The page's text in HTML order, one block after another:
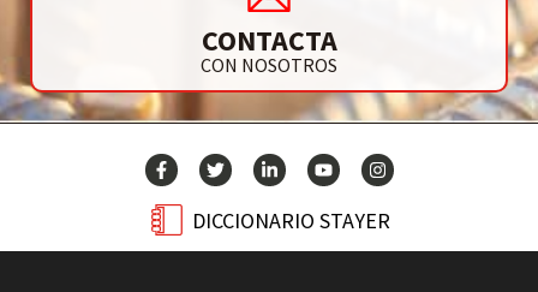
CONTACTA
CON NOSOTROS
DICCIONARIO STAYER